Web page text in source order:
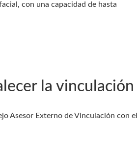
con una capacidad de hasta
la vinculación
Asesor Externo de Vinculación con el